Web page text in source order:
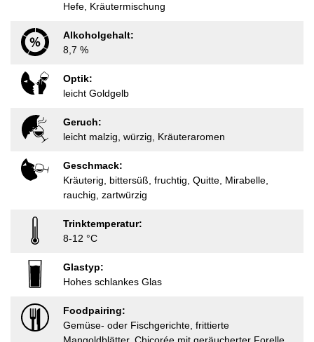
Hefe, Kräutermischung
Alkoholgehalt:
8,7 %
Optik:
leicht Goldgelb
Geruch:
leicht malzig, würzig, Kräuteraromen
Geschmack:
Kräuterig, bittersüß, fruchtig, Quitte, Mirabelle,
rauchig, zartwürzig
Trinktemperatur:
8-12 °C
Glastyp:
Hohes schlankes Glas
Foodpairing:
Gemüse- oder Fischgerichte, frittierte